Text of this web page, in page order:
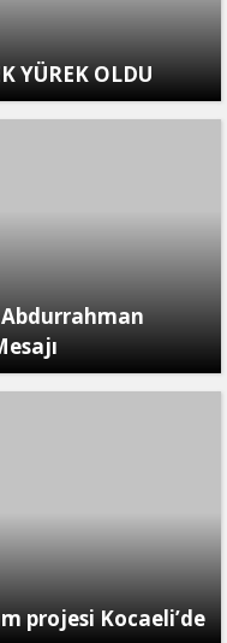
YÜREK OLDU
projesi Kocaeli’de